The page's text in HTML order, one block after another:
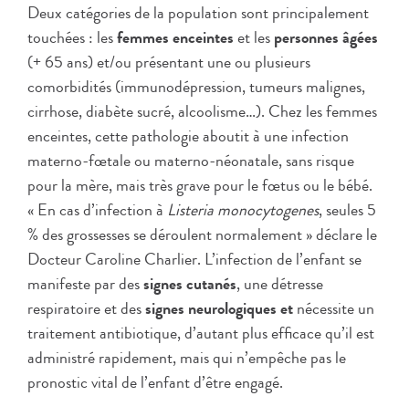
Deux catégories de la population sont principalement
touchées : lesfemmes enceinteset lespersonnes âgées
(+ 65 ans) et/ou présentant une ou plusieurs
comorbidités (immunodépression, tumeurs malignes,
cirrhose, diabète sucré, alcoolisme…). Chez les femmes
enceintes, cette pathologie aboutit à une infection
materno-fœtale ou materno-néonatale, sans risque
pour la mère, mais très grave pour le fœtus ou le bébé.
« En cas d’infection à Listeria monocytogenes, seules 5
% des grossesses se déroulent normalement » déclare le
Docteur Caroline Charlier. L’infection de l’enfant se
manifeste par dessignes cutanés, une détresse
respiratoire et dessignes neurologiques etnécessite un
traitement antibiotique, d’autant plus efficace qu’il est
administré rapidement, mais qui n’empêche pas le
pronostic vital de l’enfant d’être engagé.